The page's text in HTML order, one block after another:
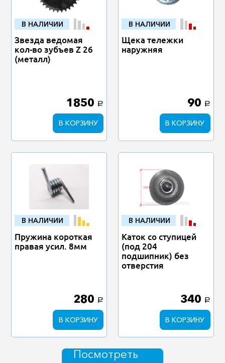
В НАЛИЧИИ
Звезда ведомая
кол-во зубъев Z 26
(металл)
1850 a
В КОРЗИНУ
В НАЛИЧИИ
Щека тележки
наружняя
90 a
В КОРЗИНУ
В НАЛИЧИИ
Пружина короткая
правая усил. 8мм
280 a
В КОРЗИНУ
В НАЛИЧИИ
Каток со ступицей
(под 204
подшипник) без
отверстия
340 a
В КОРЗИНУ
Посмотреть